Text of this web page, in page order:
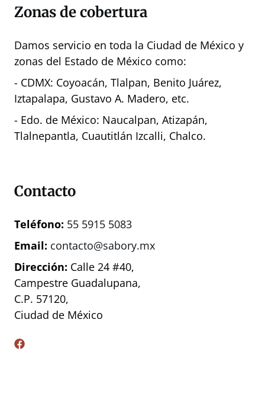
Zonas de cobertura
Damos servicio en toda la Ciudad de México y
zonas del Estado de México como:
- CDMX: Coyoacán, Tlalpan, Benito Juárez,
Iztapalapa, Gustavo A. Madero, etc.
- Edo. de México: Naucalpan, Atizapán,
Tlalnepantla, Cuautitlán Izcalli, Chalco.
Contacto
Teléfono: 55 5915 5083
Email: contacto@sabory.mx
Dirección: Calle 24 #40,
Campestre Guadalupana,
C.P. 57120,
Ciudad de México